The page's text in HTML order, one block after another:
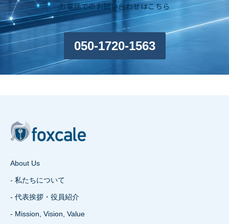
お電話でのお問い合わせはこちら
050-1720-1563
About Us
- 私たちについて
- 代表挨拶・役員紹介
- Mission, Vision, Value